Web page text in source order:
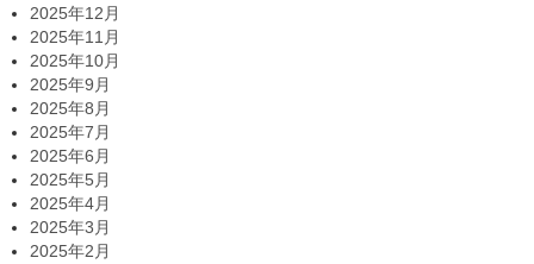
2025年12月
2025年11月
2025年10月
2025年9月
2025年8月
2025年7月
2025年6月
2025年5月
2025年4月
2025年3月
2025年2月